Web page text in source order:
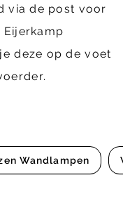
Wandlampen
via de post voor
deze op de voet